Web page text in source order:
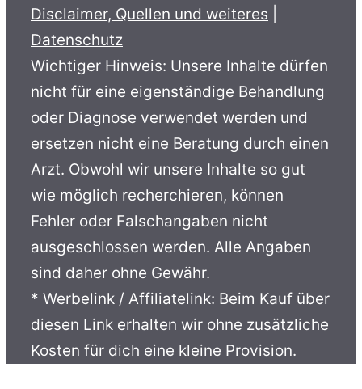
Disclaimer, Quellen und weiteres
Datenschutz
Wichtiger Hinweis: Unsere Inhalte dürfen
nicht für eine eigenständige Behandlung
oder Diagnose verwendet werden und
ersetzen nicht eine Beratung durch einen
Arzt. Obwohl wir unsere Inhalte so gut
wie möglich recherchieren, können
Fehler oder Falschangaben nicht
ausgeschlossen werden. Alle Angaben
sind daher ohne Gewähr.
* Werbelink / Affiliatelink: Beim Kauf über
diesen Link erhalten wir ohne zusätzliche
Kosten für dich eine kleine Provision.